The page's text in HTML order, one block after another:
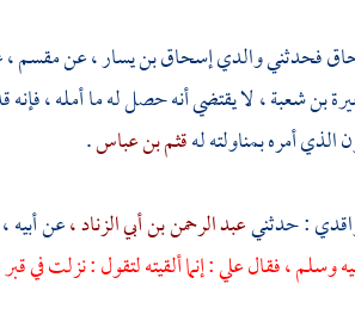
فحدثني والديإسحاق بن يسار ،عنمقسم ،
بن شعبة ،لا يقتضي أنه حصل له ما أمله ،
الذي أمره بمناولته لهقثم بن عباس.
: حدثنيعبد الرحمن بن أبي الزناد ،عن أبيه
وسلم ، فقالعلي: إنما ألقيته لتقول : نزلت في